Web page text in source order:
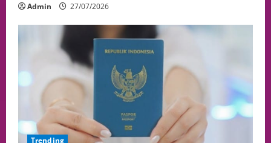
Admin 27/07/2026
Trending